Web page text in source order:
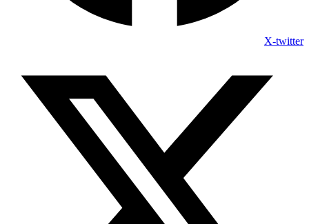
X-twitter